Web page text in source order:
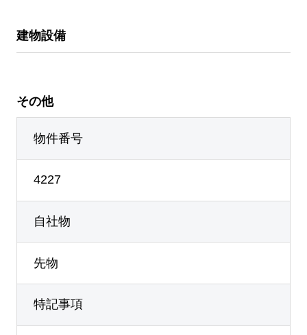
建物設備
その他
物件番号
4227
自社物
先物
特記事項